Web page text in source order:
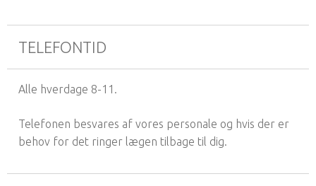
TELEFONTID
Alle hverdage 8-11.
Telefonen besvares af vores personale og hvis der er
behov for det ringer lægen tilbage til dig.